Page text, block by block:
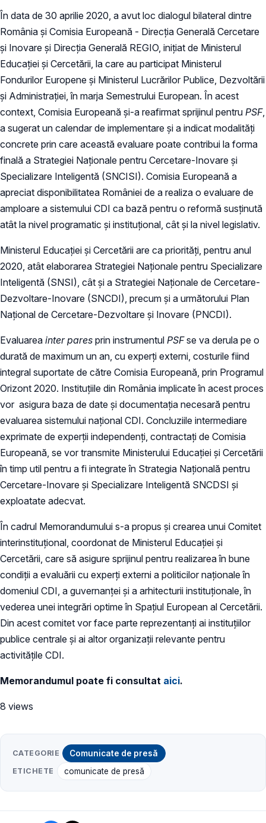
În data de 30 aprilie 2020, a avut loc dialogul bilateral dintre
România și Comisia Europeană - Direcția Generală Cercetare
și Inovare și Direcția Generală REGIO, inițiat de Ministerul
Educației și Cercetării, la care au participat Ministerul
Fondurilor Europene și Ministerul Lucrărilor Publice, Dezvoltării
și Administrației, în marja Semestrului European. În acest
context, Comisia Europeană și-a reafirmat sprijinul pentru PSF,
a sugerat un calendar de implementare și a indicat modalități
concrete prin care această evaluare poate contribui la forma
finală a Strategiei Naționale pentru Cercetare-Inovare și
Specializare Inteligentă (SNCISI). Comisia Europeană a
apreciat disponibilitatea României de a realiza o evaluare de
amploare a sistemului CDI ca bază pentru o reformă susținută
atât la nivel programatic și instituțional, cât și la nivel legislativ.
Ministerul Educației și Cercetării are ca priorități, pentru anul
2020, atât elaborarea Strategiei Naționale pentru Specializare
Inteligentă (SNSI), cât și a Strategiei Naționale de Cercetare-
Dezvoltare-Inovare (SNCDI), precum și a următorului Plan
Național de Cercetare-Dezvoltare și Inovare (PNCDI).
Evaluarea inter pares prin instrumentul PSFse va derula pe o
durată de maximum un an, cu experți externi, costurile fiind
integral suportate de către Comisia Europeană, prin Programul
Orizont 2020. Instituțiile din România implicate în acest proces
vor asigura baza de date și documentația necesară pentru
evaluarea sistemului național CDI. Concluziile intermediare
exprimate de experții independenți, contractați de Comisia
Europeană, se vor transmite Ministerului Educației și Cercetării
în timp util pentru a fi integrate în Strategia Națională pentru
Cercetare-Inovare și Specializare Inteligentă SNCDSI și
exploatate adecvat.
În cadrul Memorandumului s-a propus și crearea unui Comitet
interinstituțional, coordonat de Ministerul Educației și
Cercetării, care să asigure sprijinul pentru realizarea în bune
condiții a evaluării cu experți externi a politicilor naționale în
domeniul CDI, a guvernanței și a arhitecturii instituționale, în
vederea unei integrări optime în Spațiul European al Cercetării.
Din acest comitet vor face parte reprezentanți ai instituțiilor
publice centrale și ai altor organizații relevante pentru
activitățile CDI.
Memorandumul poate fi consultat aici.
8 views
CATEGORIE Comunicate de presă
ETICHETE comunicate de presă